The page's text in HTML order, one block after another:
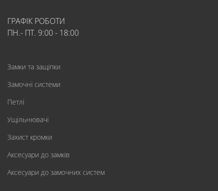
ГРАФІК РОБОТИ
ПН.- ПТ. 9:00 - 18:00
Замки та защіпки
Замочні системи
Петлі
Ущільнювачі
Захист кромки
Аксесуари до замків
Аксесуари до замочних систем